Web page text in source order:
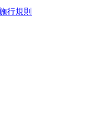
行規則